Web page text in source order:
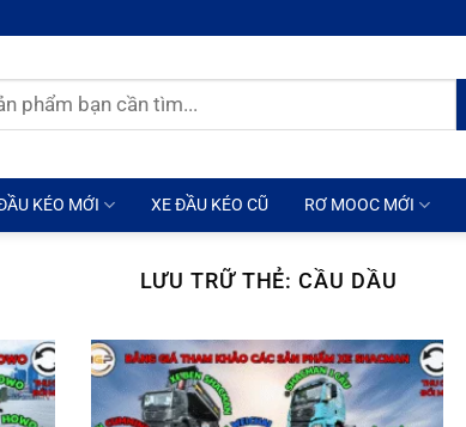
KÉO MỚI XE ĐẦU KÉO CŨ RƠ MOOC MỚI
LƯU TRỮ THẺ:CẦU DẦU